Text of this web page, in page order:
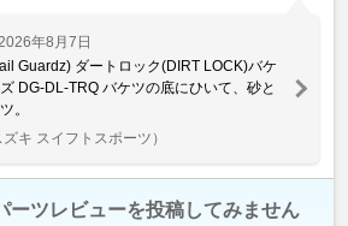
2026年8月7日
Guardz) ダートロック(DIRT LOCK)バケ
DG-DL-TRQ バケツの底にひいて、砂と
。
ズキ スイフトスポーツ）
ーツレビューを投稿してみません